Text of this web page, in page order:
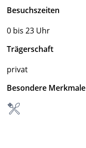
Besuchszeiten
0 bis 23 Uhr
Trägerschaft
privat
Besondere Merkmale